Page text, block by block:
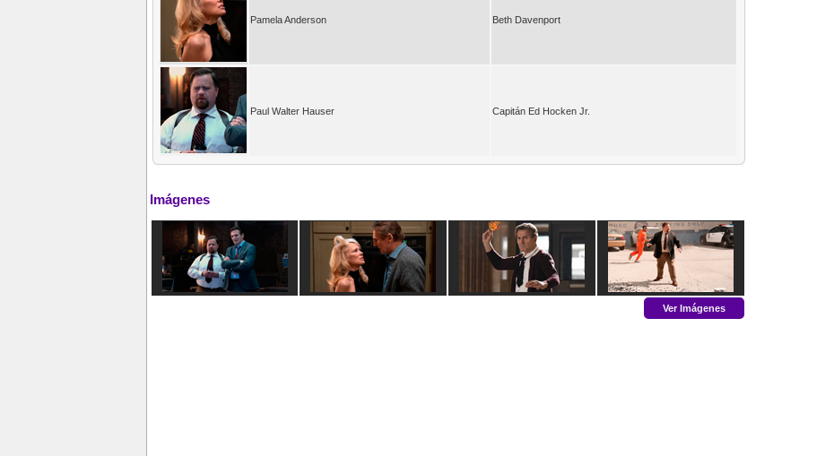
Pamela Anderson Beth Davenport
Paul Walter Hauser Capitán Ed Hocken Jr.
Imágenes
Ver Imágenes